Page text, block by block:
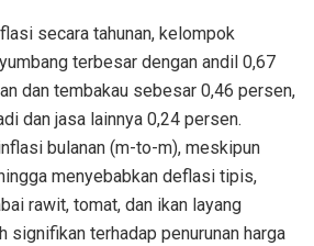
secara tahunan, kelompok
terbesar dengan andil 0,67
dan tembakau sebesar 0,46 persen,
dan jasa lainnya 0,24 persen.
bulanan (m-to-m), meskipun
menyebabkan deflasi tipis,
rawit, tomat, dan ikan layang
signifikan terhadap penurunan harga